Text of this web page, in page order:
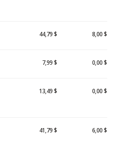
44,79 $ 8,00 $
7,99 $ 0,00 $
13,49 $ 0,00 $
41,79 $ 6,00 $